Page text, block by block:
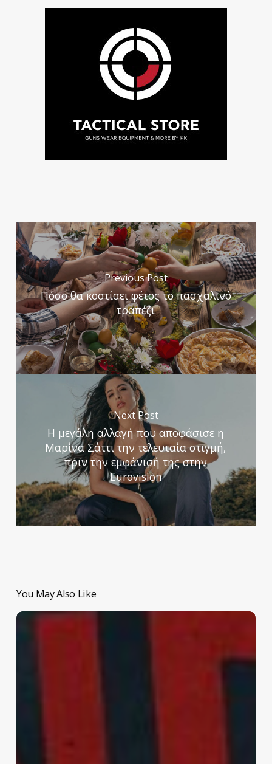
Previous Post
Πόσο θα κοστίσει φέτος το πασχαλινό
τραπέζι
Next Post
Η μεγάλη αλλαγή που αποφάσισε η
Μαρίνα Σάττι την τελευταία στιγμή,
πριν την εμφάνισή της στην
Eurovision
You May Also Like